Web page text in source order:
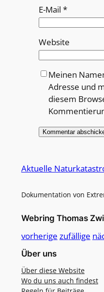
E-Mail *
Website
Meinen
Adresse und
diesem
Aktuelle
Dokumentation von
Webring Thomas
vorherige zufällige
Über uns
Über diese Website
Wo du uns auch findest